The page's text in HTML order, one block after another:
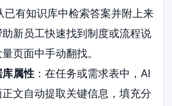
已有知识库中检索答案并附上来
新员工快速找到制度或流程说
页面中手动翻找。
库属性：在任务或需求表中，AI
文自动提取关键信息，填充分